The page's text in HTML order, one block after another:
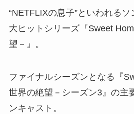
“NETFLIXの息子”といわれる
大ヒットシリーズ『Sweet
望－』。
ファイナルシーズンとなる『
世界の絶望－シーズン3』の主
ンキャスト。